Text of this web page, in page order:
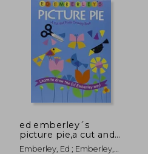
40%
dcto. $ 24.31
ed emberley´s
picture pie,a cut and
paste drawing book
Emberley, Ed ; Emberley,